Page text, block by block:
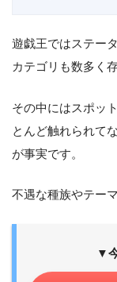
遊戯王ではステー
カテゴリも数多く
その中にはスポッ
とんど触れられて
が事実です。
不遇な種族やテー
▼